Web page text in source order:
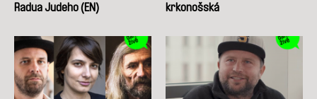
Radua Judeho (EN)
krkonošská